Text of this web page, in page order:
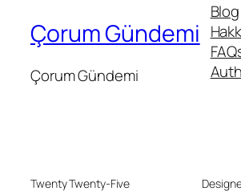
Çorum Gündemi
Çorum Gündemi
Blog
Twenty Twenty-Five